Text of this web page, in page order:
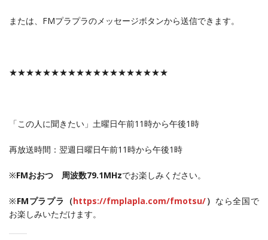
または、FMプラプラのメッセージボタンから送信できます。
★★★★★★★★★★★★★★★★★★★
「この人に聞きたい」土曜日午前11時から午後1時
再放送時間：翌週日曜日午前11時から午後1時
※FMおおつ 周波数79.1MHzでお楽しみください。
※FMプラプラ（https://fmplapla.com/fmotsu/） なら全国で
お楽しみいただけます。